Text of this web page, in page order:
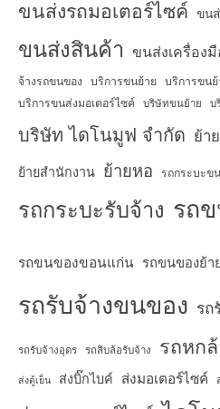
ขนส่งรถมอเตอร์ไซค์ ขนส่
ขนส่งสินค้า ขนส่งเครื่อง
จ้างรถขนของ บริการขนย้าย บริการขน
บริการขนส่งมอเตอร์ไซค์ บริษัทขนย้าย บ
บริษัท ไดโนมูฟ จำกัด ย้า
ย้ายสำนักงาน ย้ายหอ รถกระบะข
รถกระบะรับจ้าง รถ
รถขนของขอนแก่น รถขนของย้า
รถรับจ้างขนของ รถ
รถรับจ้างอุดร รถสิบล้อรับจ้าง รถหก
ส่งตู้เย็น ส่งบิ๊กไบค์ ส่งมอเตอร์ไซค์